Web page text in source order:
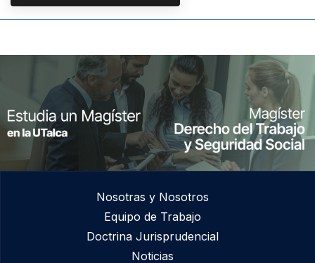
Nosotras y Nosotros
Equipo de Trabajo
Doctrina Jurisprudencial
Noticias